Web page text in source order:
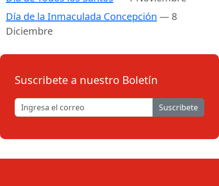
Día de la Inmaculada Concepción — 8
Diciembre
Suscribete a nuestro Boletín
Suscribete